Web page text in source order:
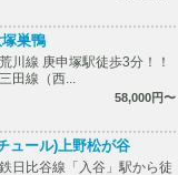
巣鴨
川線 庚申塚駅徒歩3分！！
田線（西...
58,000円〜
ュール)上野松が谷
日比谷線「入谷」駅から徒